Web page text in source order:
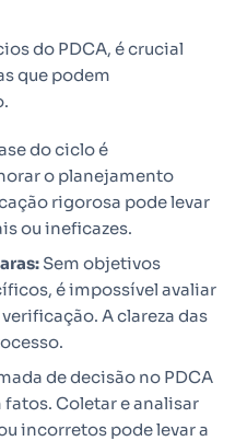
do PDCA, é crucial
que podem
do ciclo é
o planejamento
rigorosa pode levar
ou ineficazes.
Sem objetivos
é impossível avaliar
A clareza das
de decisão no PDCA
fatos. Coletar e analisar
incorretos pode levar a